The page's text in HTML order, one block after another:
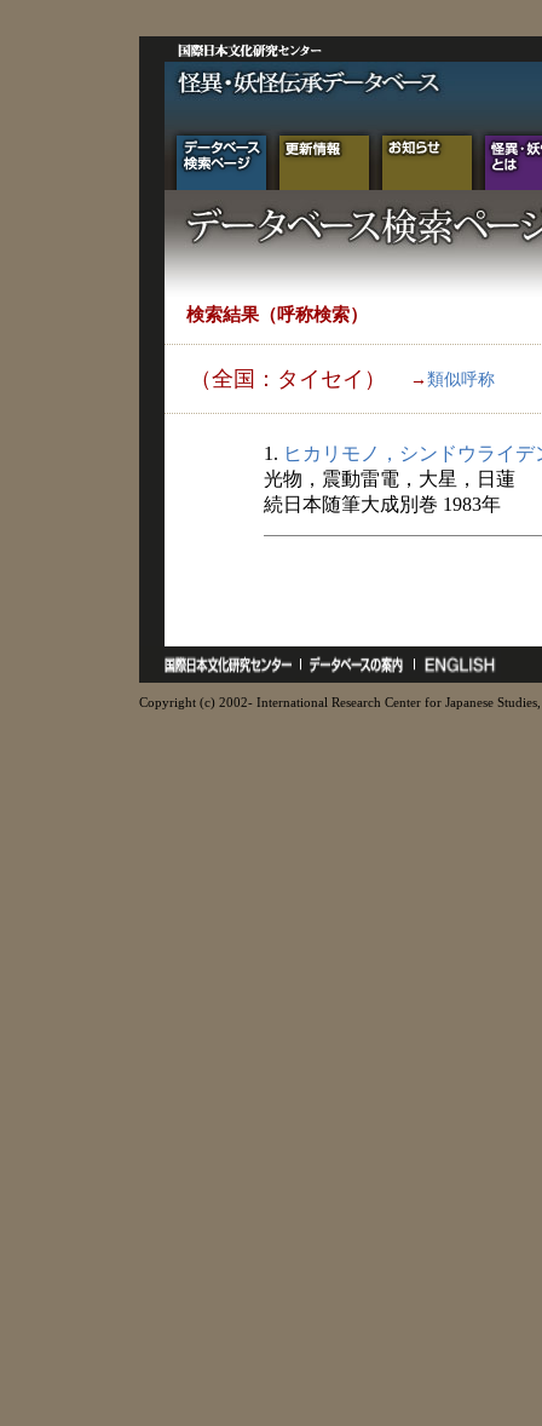
検索結果（呼称検索）
（全国：タイセイ） → 類似呼称
1. ヒカリモノ，シンドウライ
光物，震動雷電，大星，日蓮
続日本随筆大成別巻 1983年
Copyright (c) 2002- International Research Center for Japanese